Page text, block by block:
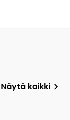
Näytä kaikki